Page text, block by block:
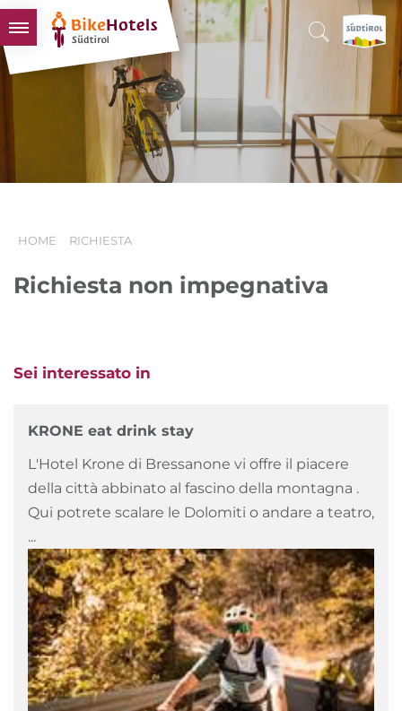
BIKEHOTELS
HOTELS & PACCHETTI
TOUR & TERRITORI
L'ALTO ADIGE & NOI
HOME RICHIESTA
Richiesta non impegnativa
Sei interessato in
KRONE eat drink stay
L'Hotel Krone di Bressanone vi offre il piacere
della città abbinato al fascino della montagna .
Qui potrete scalare le Dolomiti o andare a teatro,
...